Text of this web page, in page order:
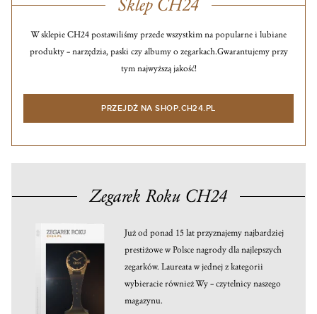
Sklep CH24
W sklepie CH24 postawiliśmy przede wszystkim na popularne i lubiane
produkty – narzędzia, paski czy albumy o zegarkach.Gwarantujemy przy
tym najwyższą jakość!
PRZEJDŹ NA SHOP.CH24.PL
Zegarek Roku CH24
Już od ponad 15 lat przyznajemy najbardziej
prestiżowe w Polsce nagrody dla najlepszych
zegarków. Laureata w jednej z kategorii
wybieracie również Wy – czytelnicy naszego
magazynu.